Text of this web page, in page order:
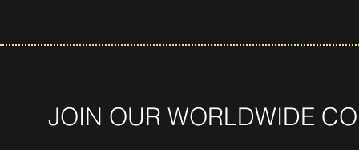
JOIN OUR WORLDWIDE